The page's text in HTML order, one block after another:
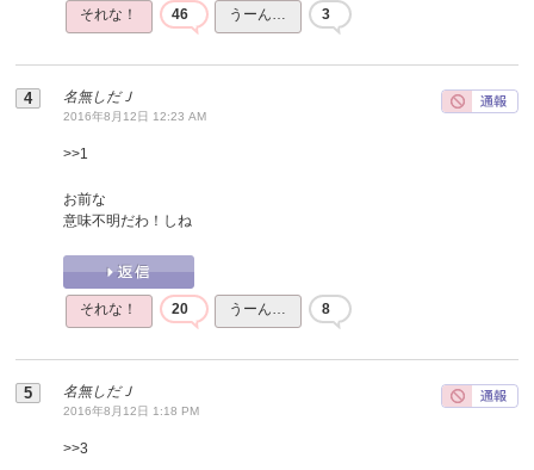
それな！ 46 うーん… 3
名無しだＪ
2016年8月12日 12:23 AM
>>1
お前な
意味不明だわ！しね
それな！ 20 うーん… 8
名無しだＪ
2016年8月12日 1:18 PM
>>3